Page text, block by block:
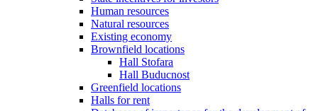
Human resources
Natural resources
Existing economy
Brownfield locations
Hall Stofara
Hall Buducnost
Greenfield locations
Halls for rent